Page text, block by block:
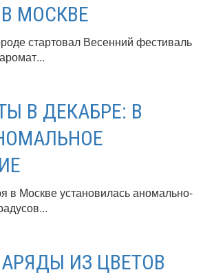
МОСКВЕ
стартовал Весенний фестиваль
В ДЕКАБРЕ: В
в Москве установилась аномально-
ИЗ ЦВЕТОВ